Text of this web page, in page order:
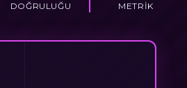
DOĞRULUĞU
METRIK